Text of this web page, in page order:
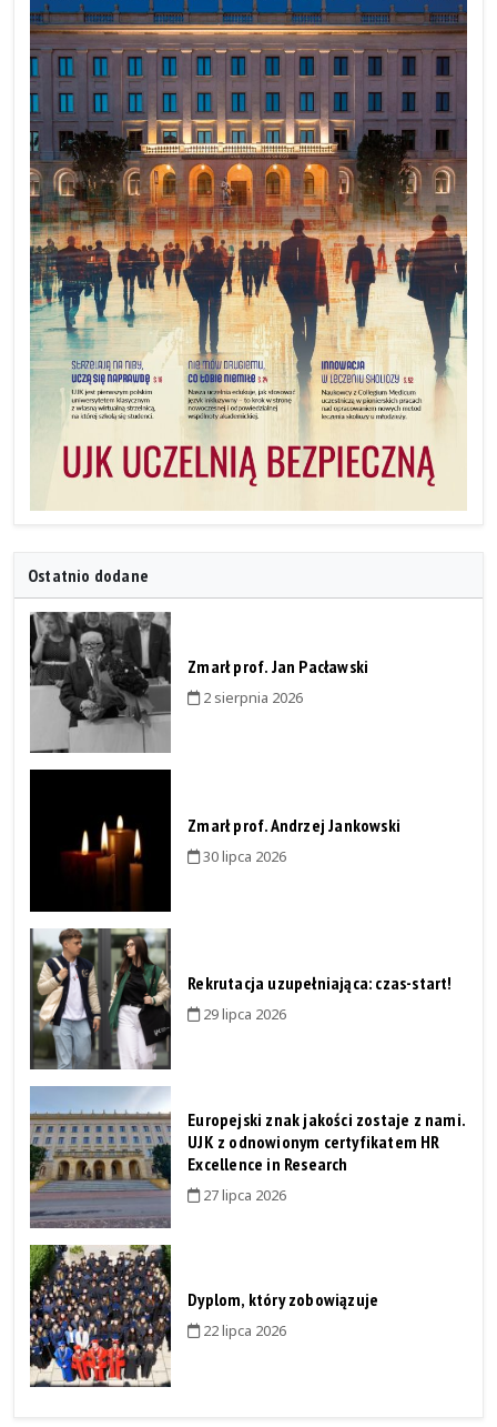
Ostatnio dodane
Zmarł prof. Jan Pacławski
2 sierpnia 2026
Zmarł prof. Andrzej Jankowski
30 lipca 2026
Rekrutacja uzupełniająca: czas-start!
29 lipca 2026
Europejski znak jakości zostaje z nami.
UJK z odnowionym certyfikatem HR
Excellence in Research
27 lipca 2026
Dyplom, który zobowiązuje
22 lipca 2026